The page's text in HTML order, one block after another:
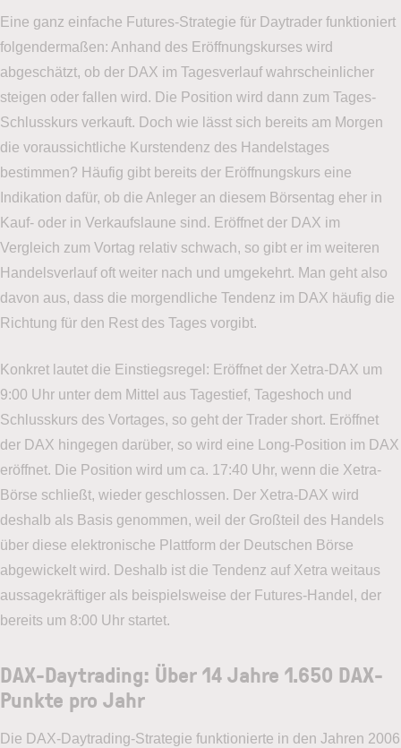
Eine ganz einfache Futures-Strategie für Daytrader funktioniert
folgendermaßen: Anhand des Eröffnungskurses wird
abgeschätzt, ob der DAX im Tagesverlauf wahrscheinlicher
steigen oder fallen wird. Die Position wird dann zum Tages-
Schlusskurs verkauft. Doch wie lässt sich bereits am Morgen
die voraussichtliche Kurstendenz des Handelstages
bestimmen? Häufig gibt bereits der Eröffnungskurs eine
Indikation dafür, ob die Anleger an diesem Börsentag eher in
Kauf- oder in Verkaufslaune sind. Eröffnet der DAX im
Vergleich zum Vortag relativ schwach, so gibt er im weiteren
Handelsverlauf oft weiter nach und umgekehrt. Man geht also
davon aus, dass die morgendliche Tendenz im DAX häufig die
Richtung für den Rest des Tages vorgibt.
Konkret lautet die Einstiegsregel: Eröffnet der Xetra-DAX um
9:00 Uhr unter dem Mittel aus Tagestief, Tageshoch und
Schlusskurs des Vortages, so geht der Trader short. Eröffnet
der DAX hingegen darüber, so wird eine Long-Position im DAX
eröffnet. Die Position wird um ca. 17:40 Uhr, wenn die Xetra-
Börse schließt, wieder geschlossen. Der Xetra-DAX wird
deshalb als Basis genommen, weil der Großteil des Handels
über diese elektronische Plattform der Deutschen Börse
abgewickelt wird. Deshalb ist die Tendenz auf Xetra weitaus
aussagekräftiger als beispielsweise der Futures-Handel, der
bereits um 8:00 Uhr startet.
DAX-Daytrading: Über 14 Jahre 1.650 DAX-
Punkte pro Jahr
Die DAX-Daytrading-Strategie funktionierte in den Jahren 2006